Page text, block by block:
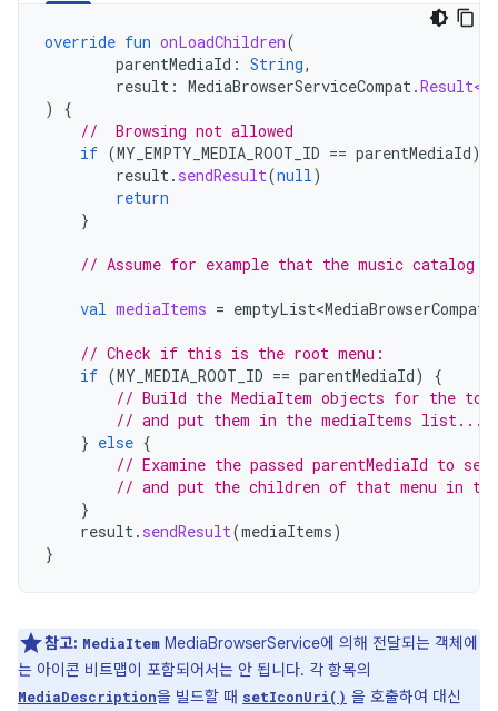
override fun onLoadChildren(
parentMediaId : String,
result : MediaBrowserServiceCompat.
)
{
//  Browsing not allowed
if (MY_EMPTY_MEDIA_ROOT_ID == parentMediaId)
result. sendResult(null)
return
}
// Assume for example that the music catalog
val mediaItems = emptyList<MediaBrowserCompat
// Check if this is the root menu:
if (MY_MEDIA_ROOT_ID == parentMediaId)
{
// Build the MediaItem objects for the
// and put them in the mediaItems list...
} else {
// Examine the passed parentMediaId to
// and put the children of that menu in
}
result. sendResult(mediaItems)
}
참고: MediaItem MediaBrowserService에 의해 전달되는 객체에
는 아이콘 비트맵이 포함되어서는 안 됩니다. 각 항목의
MediaDescription을 빌드할 때 setIconUri() 을 호출하여 대신